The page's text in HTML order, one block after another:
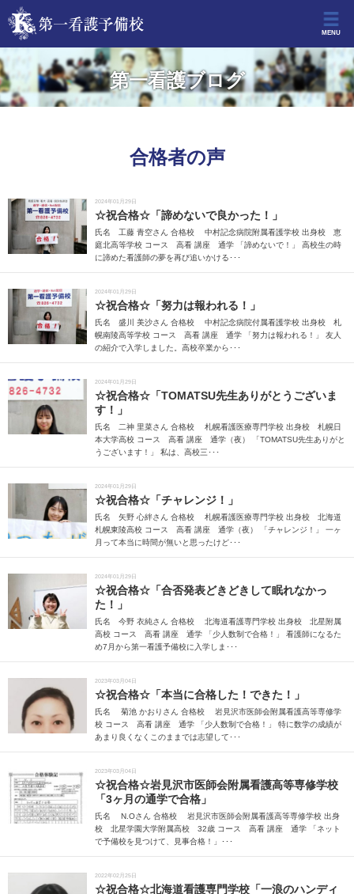
MENU
第一看護ブログ
合格者の声
2024年01月29日
☆祝合格☆「諦めないで良かった！」
氏名 工藤 青空さん 合格校 中村記念病院附属看護学校 出身校 恵
庭北高等学校 コース 高看 講座 通学 「諦めないで！」 高校生の時
に諦めた看護師の夢を再び追いかける･･･
2024年01月29日
☆祝合格☆「努力は報われる！」
氏名 盛川 美沙さん 合格校 中村記念病院付属看護学校 出身校 札
幌南陵高等学校 コース 高看 講座 通学 「努力は報われる！」 友人
の紹介で入学しました。高校卒業から･･･
2024年01月29日
☆祝合格☆「TOMATSU先生ありがとうございま
す！」
氏名 二神 里菜さん 合格校 札幌看護医療専門学校 出身校 札幌日
本大学高校 コース 高看 講座 通学（夜） 「TOMATSU先生ありがと
うございます！」 私は、高校三･･･
2024年01月29日
☆祝合格☆「チャレンジ！」
氏名 矢野 心絆さん 合格校 札幌看護医療専門学校 出身校 北海道
札幌東陵高校 コース 高看 講座 通学（夜） 「チャレンジ！」 一ヶ
月って本当に時間が無いと思ったけど･･･
2024年01月29日
☆祝合格☆「合否発表どきどきして眠れなかっ
た！」
氏名 今野 衣純さん 合格校 北海道看護専門学校 出身校 北星附属
高校 コース 高看 講座 通学 「少人数制で合格！」 看護師になるた
め7月から第一看護予備校に入学しま･･･
2023年03月04日
☆祝合格☆「本当に合格した！できた！」
氏名 菊池 かおりさん 合格校 岩見沢市医師会附属看護高等専修学
校 コース 高看 講座 通学 「少人数制で合格！」 特に数学の成績が
あまり良くなくこのままでは志望して･･･
2023年03月04日
☆祝合格☆岩見沢市医師会附属看護高等専修学校
「3ヶ月の通学で合格」
氏名 N.Oさん 合格校 岩見沢市医師会附属看護高等専修学校 出身
校 北星学園大学附属高校 32歳 コース 高看 講座 通学 「ネット
で予備校を見つけて、見事合格！」･･･
2022年02月25日
☆祝合格☆北海道看護専門学校「一浪のハンディ